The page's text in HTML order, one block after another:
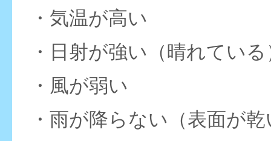
・気温が高い
・日射が強い（晴れている
・風が弱い
・雨が降らない（表面が